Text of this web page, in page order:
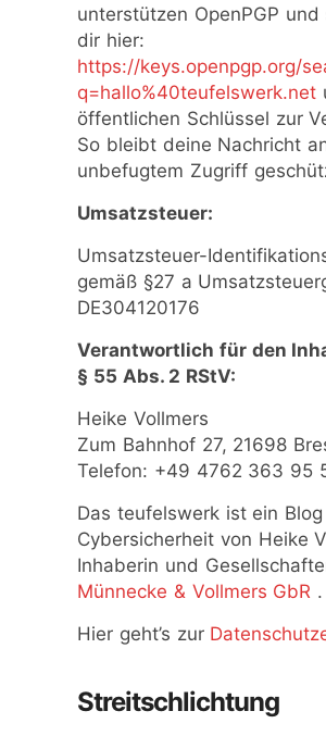
unterstützen OpenPGP und
dir hier:
https://keys.openpgp.org/
q=hallo%40teufelswerk.net
öffentlichen Schlüssel zur
So bleibt deine Nachricht
unbefugtem Zugriff
Umsatzsteuer:
Umsatzsteuer-
gemäß §27 a
DE304120176
Verantwortlich für den
§ 55 Abs. 2 RStV:
Heike Vollmers
Zum Bahnhof 27, 21698
Telefon: +49 4762 363 95
Das teufelswerk ist ein
Cybersicherheit von Heike
Inhaberin und
Münnecke & Vollmers GbR .
Hier geht’s zur
Streitschlichtung